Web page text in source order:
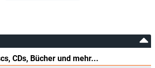
CDs, Bücher und mehr...